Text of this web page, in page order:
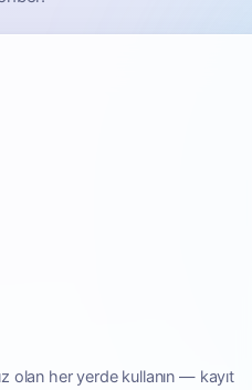
olan her yerde kullanın — kayıt